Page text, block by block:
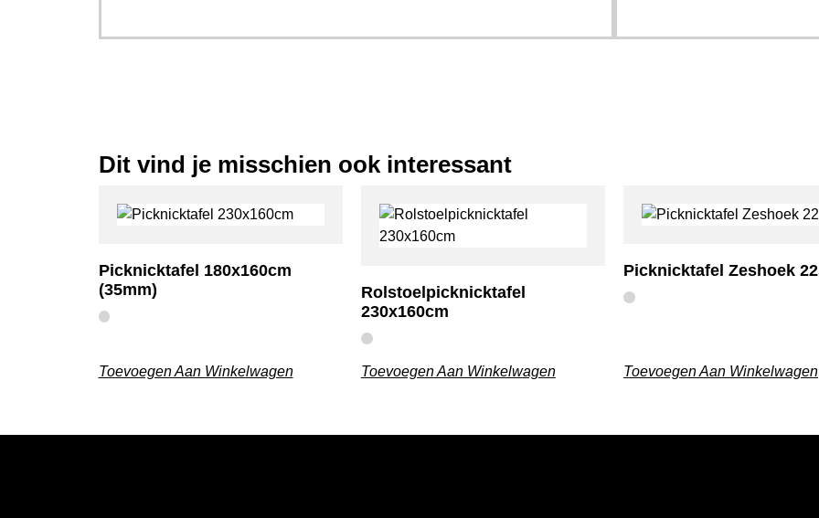
Dit vind je misschien ook interessant
Picknicktafel 180x160cm
(35mm)
Toevoegen Aan Winkelwagen
Rolstoelpicknicktafel
230x160cm
Toevoegen Aan Winkelwagen
Picknicktafel Zeshoek
Toevoegen Aan Winkelwagen